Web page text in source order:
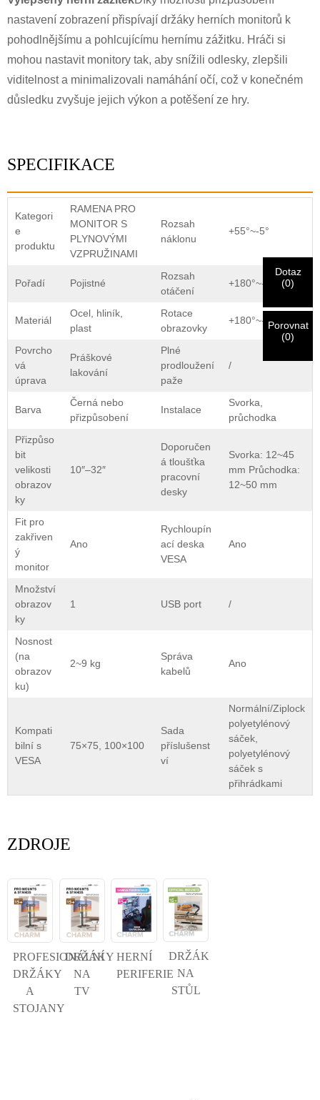
nastavení zobrazení přispívají držáky herních monitorů k
pohodlnějšímu a pohlcujícímu hernímu zážitku. Hráči si
mohou nastavit monitory tak, aby snížili odlesky, zlepšili
viditelnost a minimalizovali namáhání očí, což v konečném
důsledku zvyšuje jejich výkon a potěšení ze hry.
SPECIFIKACE
Kategori
e
produktu
RAMENA PRO
MONITOR S
PLYNOVÝMI
VZPRUŽINAMI
Rozsah
náklonu
+55°~-5°
Pořadí Pojistné
Rozsah
otáčení
+180°~-180°
Materiál
Ocel, hliník,
plast
Rotace
obrazovky
+180°~-180°
Povrcho
vá
úprava
Práškové
lakování
Plné
prodloužení
paže
/
Barva
Černá nebo
přizpůsobení
Instalace
Svorka,
průchodka
Přizpůso
bit
velikosti
obrazov
ky
10″–32″
Doporučen
á tloušťka
pracovní
desky
Svorka: 12~45
mm Průchodka:
12~50 mm
Fit pro
zakřiven
ý
monitor
Ano
Rychloupín
ací deska
VESA
Ano
Množství
obrazov
ky
1 USB port /
Nosnost
(na
obrazov
ku)
2~9 kg
Správa
kabelů
Ano
Kompati
bilní s
VESA
75×75, 100×100
Sada
příslušenst
ví
Normální/Ziplock
polyetylénový
sáček,
polyetylénový
sáček s
přihrádkami
ZDROJE
PROFESIONÁLNÍ
DRŽÁKY
A
STOJANY
DRŽÁKY
NA
TV
HERNÍ
PERIFERIE
DRŽÁK
NA
STŮL
VYBERTE SI SVOU VLASTNÍ IDENTITU
Zákazník společnosti
CHARM
Jsem
Zadejte prosím níže svou aktuální pracovní e-mailovou
adresu, abyste ověřili, že jste skutečným zákazníkem
Předložit
OVĚŘIT VŠEinformace
OPRAVIT.
Nesprávné informace povedou k selhání
odeslání materiálů.
Zpět
Obdrželi jsme vaši žádost a budeme OVĚŘIT váš odeslán
informace pro ověřování a autorizaci. Jakmile
Po ověření totožnosti obdržíte e-mailové oznámení.
Dotaz
(0)
Porovnat
(0)